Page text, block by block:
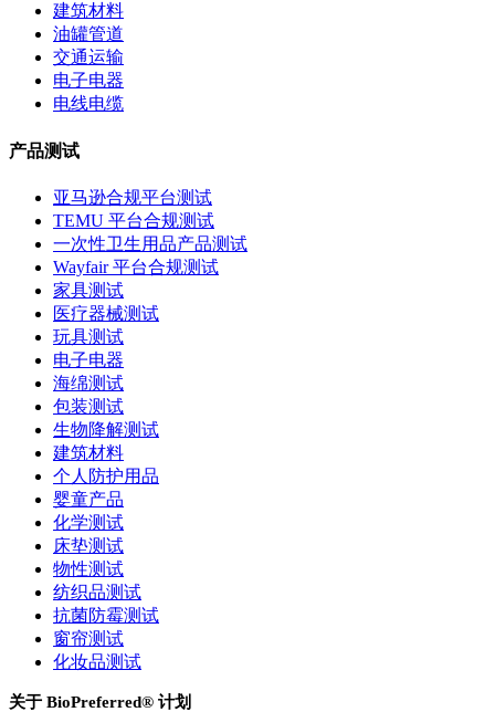
建筑材料
油罐管道
交通运输
电子电器
电线电缆
产品测试
亚马逊合规平台测试
TEMU 平台合规测试
一次性卫生用品产品测试
Wayfair 平台合规测试
家具测试
医疗器械测试
玩具测试
电子电器
海绵测试
包装测试
生物降解测试
建筑材料
个人防护用品
婴童产品
化学测试
床垫测试
物性测试
纺织品测试
抗菌防霉测试
窗帘测试
化妆品测试
关于 BioPreferred® 计划